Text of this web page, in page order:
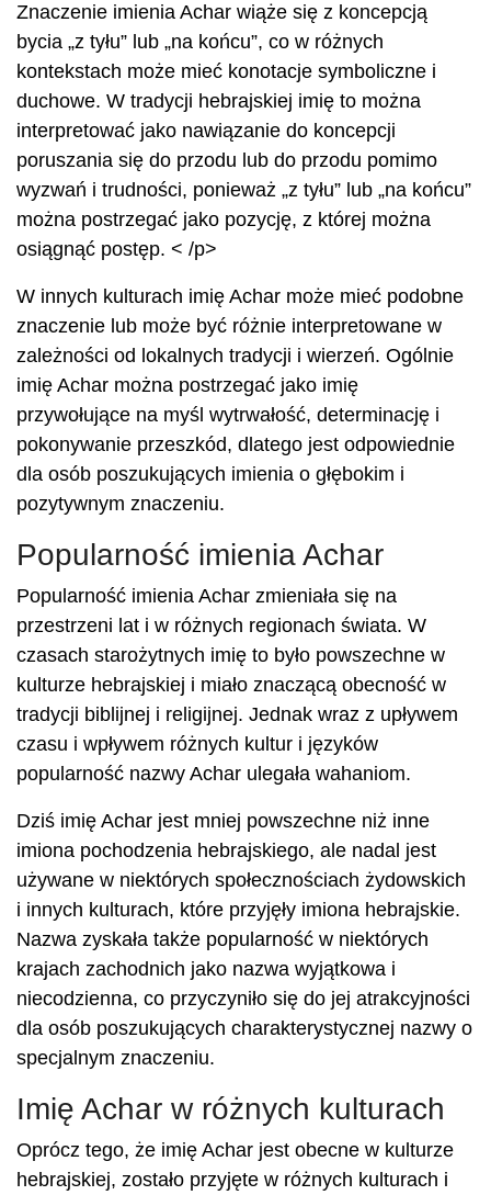
Znaczenie imienia Achar wiąże się z koncepcją
bycia „z tyłu” lub „na końcu”, co w różnych
kontekstach może mieć konotacje symboliczne i
duchowe. W tradycji hebrajskiej imię to można
interpretować jako nawiązanie do koncepcji
poruszania się do przodu lub do przodu pomimo
wyzwań i trudności, ponieważ „z tyłu” lub „na końcu”
można postrzegać jako pozycję, z której można
osiągnąć postęp. < /p>
W innych kulturach imię Achar może mieć podobne
znaczenie lub może być różnie interpretowane w
zależności od lokalnych tradycji i wierzeń. Ogólnie
imię Achar można postrzegać jako imię
przywołujące na myśl wytrwałość, determinację i
pokonywanie przeszkód, dlatego jest odpowiednie
dla osób poszukujących imienia o głębokim i
pozytywnym znaczeniu.
Popularność imienia Achar
Popularność imienia Achar zmieniała się na
przestrzeni lat i w różnych regionach świata. W
czasach starożytnych imię to było powszechne w
kulturze hebrajskiej i miało znaczącą obecność w
tradycji biblijnej i religijnej. Jednak wraz z upływem
czasu i wpływem różnych kultur i języków
popularność nazwy Achar ulegała wahaniom.
Dziś imię Achar jest mniej powszechne niż inne
imiona pochodzenia hebrajskiego, ale nadal jest
używane w niektórych społecznościach żydowskich
i innych kulturach, które przyjęły imiona hebrajskie.
Nazwa zyskała także popularność w niektórych
krajach zachodnich jako nazwa wyjątkowa i
niecodzienna, co przyczyniło się do jej atrakcyjności
dla osób poszukujących charakterystycznej nazwy o
specjalnym znaczeniu.
Imię Achar w różnych kulturach
Oprócz tego, że imię Achar jest obecne w kulturze
hebrajskiej, zostało przyjęte w różnych kulturach i